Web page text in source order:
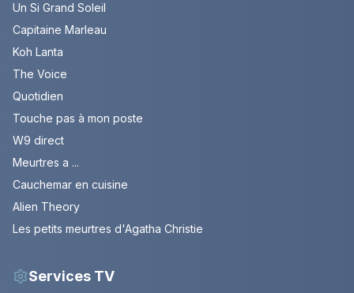
Un Si Grand Soleil
Capitaine Marleau
Koh Lanta
The Voice
Quotidien
Touche pas à mon poste
W9 direct
Meurtres a ...
Cauchemar en cuisine
Alien Theory
Les petits meurtres d'Agatha Christie
Services TV